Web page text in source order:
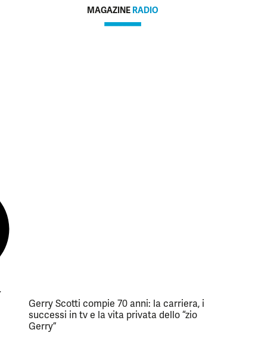
MAGAZINE RADIO
Gerry Scotti compie 70 anni: la carriera, i
successi in tv e la vita privata dello “zio
Gerry”